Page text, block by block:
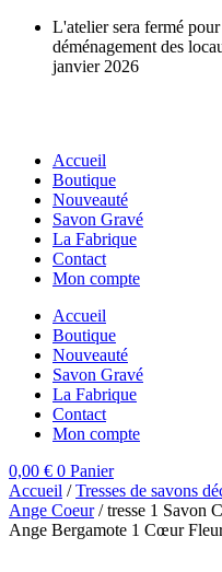
Aller
contenu
L'atelier sera fermé
déménagement des
janvier 2026
Accueil
Boutique
Nouveauté
Savon Gravé
La Fabrique
Contact
Mon compte
Accueil
Boutique
Nouveauté
Savon Gravé
La Fabrique
Contact
Mon compte
0,00 € 0 Panier
Accueil /Tresses de savons
Ange Coeur/ tresse 1 Savon
Ange Bergamote 1 Cœur